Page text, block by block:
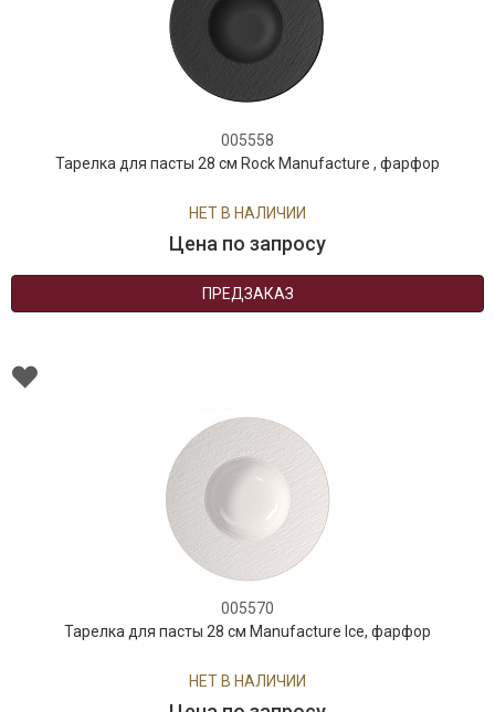
005558
Тарелка для пасты 28 см Rock Manufacture , фарфор
НЕТ В НАЛИЧИИ
Цена по запросу
ПРЕДЗАКАЗ
005570
Тарелка для пасты 28 см Manufacture Ice, фарфор
НЕТ В НАЛИЧИИ